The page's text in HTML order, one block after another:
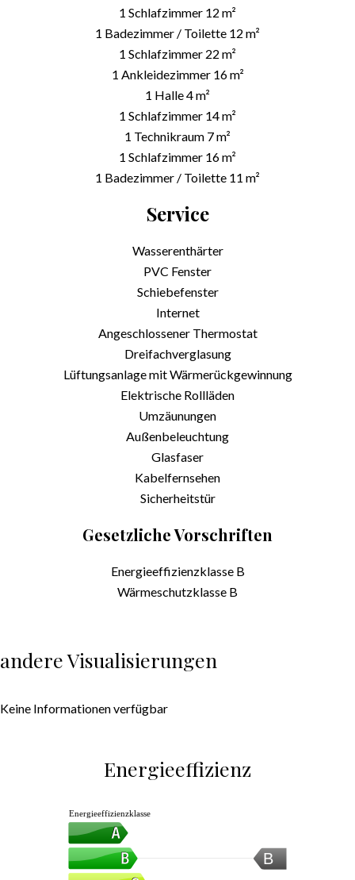
1 Schlafzimmer 12 m²
1 Badezimmer / Toilette 12 m²
1 Schlafzimmer 22 m²
1 Ankleidezimmer 16 m²
1 Halle4 m²
1 Schlafzimmer 14 m²
1 Technikraum 7 m²
1 Schlafzimmer 16 m²
1 Badezimmer / Toilette 11 m²
Service
Wasserenthärter
PVC Fenster
Schiebefenster
Internet
Angeschlossener Thermostat
Dreifachverglasung
Lüftungsanlage mit Wärmerückgewinnung
Elektrische Rollläden
Umzäunungen
Außenbeleuchtung
Glasfaser
Kabelfernsehen
Sicherheitstür
Gesetzliche Vorschriften
Energieeffizienzklasse B
Wärmeschutzklasse B
andere Visualisierungen
Keine Informationen verfügbar
Energieeffizienz
B
Energieeffizienzklasse